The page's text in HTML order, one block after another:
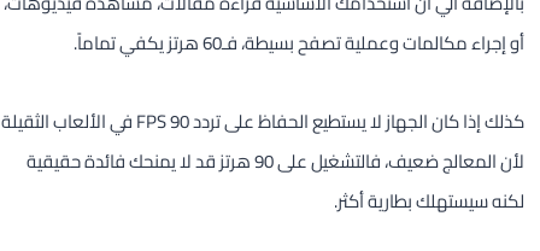
أو إجراء مكالمات وعملية تصفح بسيطة، فـ60 هرتز يكفي تماماً.
كذلك إذا كان الجهاز لا يستطيع الحفاظ على تردد 90 FPS في الألعاب الثقيلة
لأن المعالج ضعيف، فالتشغيل على 90 هرتز قد لا يمنحك فائدة حقيقية
لكنه سيستهلك بطارية أكثر.